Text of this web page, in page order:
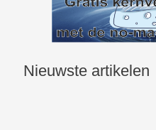
Nieuwste artikelen